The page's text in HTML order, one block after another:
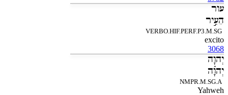
עור
הֵעִ֣יר
VERBO.HIF.PERF.P3.M.SG
excito
3068
יְהוָה
יְהוָ֗ה
NMPR.M.SG.A
Yahweh